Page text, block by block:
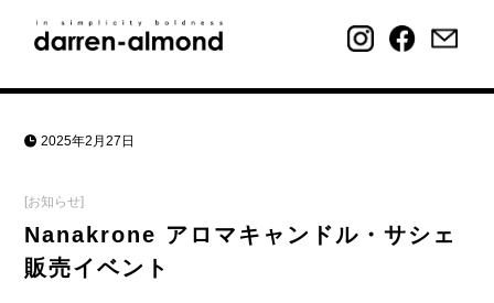
2025年2月27日
[お知らせ]
Nanakrone アロマキャンドル・サシェ
販売イベント